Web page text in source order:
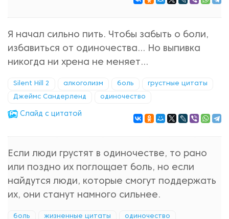
Я начал сильно пить. Чтобы забыть о боли,
избавиться от одиночества... Но выпивка
никогда ни хрена не меняет...
Silent Hill 2 алкоголизм боль грустные цитаты
Джеймс Сандерленд одиночество
Cлайд с цитатой
Если люди грустят в одиночестве, то рано
или поздно их поглощает боль, но если
найдутся люди, которые смогут поддержать
их, они станут намного сильнее.
боль жизненные цитаты одиночество